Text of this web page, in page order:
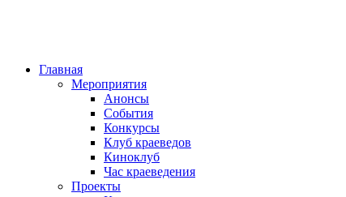
Главная
Мероприятия
Анонсы
События
Конкурсы
Клуб краеведов
Киноклуб
Час краеведения
Проекты